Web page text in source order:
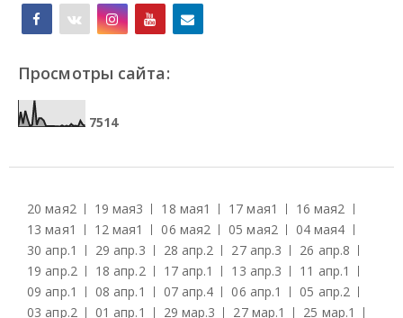
Просмотры сайта:
7514
20 мая2 19 мая3 18 мая1 17 мая1 16 мая2
13 мая1 12 мая1 06 мая2 05 мая2 04 мая4
30 апр.1 29 апр.3 28 апр.2 27 апр.3 26 апр.8
19 апр.2 18 апр.2 17 апр.1 13 апр.3 11 апр.1
09 апр.1 08 апр.1 07 апр.4 06 апр.1 05 апр.2
03 апр.2 01 апр.1 29 мар.3 27 мар.1 25 мар.1